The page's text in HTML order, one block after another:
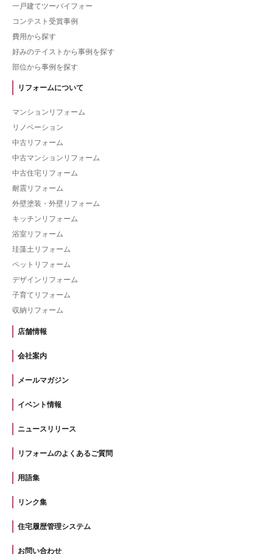
一戸建てツーバイフォー
コンテスト受賞事例
費用から探す
好みのテイストから事例を探す
部位から事例を探す
リフォームについて
マンションリフォーム
リノベーション
中古リフォーム
中古マンションリフォーム
中古住宅リフォーム
耐震リフォーム
外壁塗装・外壁リフォーム
キッチンリフォーム
浴室リフォーム
珪藻土リフォーム
ペットリフォーム
デザインリフォーム
子育てリフォーム
収納リフォーム
店舗情報
会社案内
メールマガジン
イベント情報
ニュースリリース
リフォームのよくあるご質問
用語集
リンク集
住宅履歴管理システム
お問い合わせ